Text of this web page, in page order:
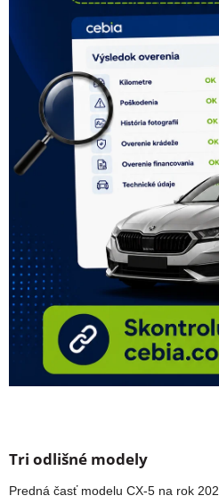
Tri odlišné modely
Predná časť modelu CX-5 na rok